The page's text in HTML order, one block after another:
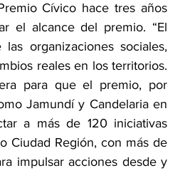
Cívico hace tres años
el alcance del premio. “El
organizaciones sociales,
reales en los territorios.
para que el premio, por
Jamundí y Candelaria en
a más de 120 iniciativas
Ciudad Región, con más de
impulsar acciones desde y